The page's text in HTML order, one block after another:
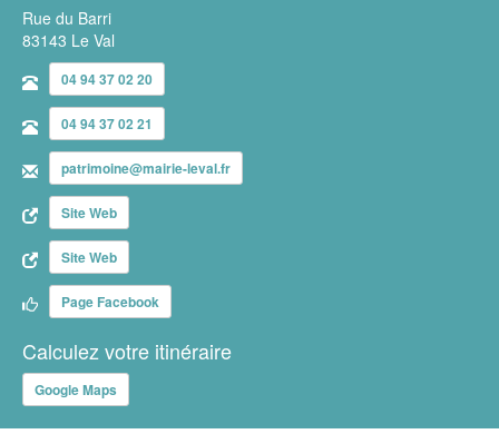
Rue du Barri
83143 Le Val
04 94 37 02 20
04 94 37 02 21
patrimoine@mairie-leval.fr
Site Web
Site Web
Page Facebook
Calculez votre itinéraire
Google Maps